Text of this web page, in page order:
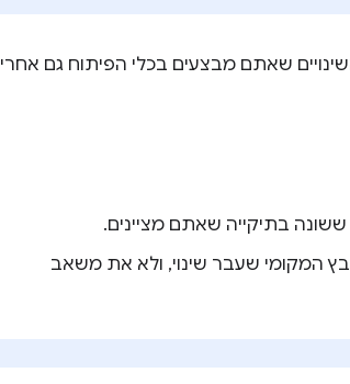
שאתם מבצעים בכלי הפיתוח גם אחרי
בתיקייה שאתם מציינים.
המקומי שעבר שינוי, ולא את משאב